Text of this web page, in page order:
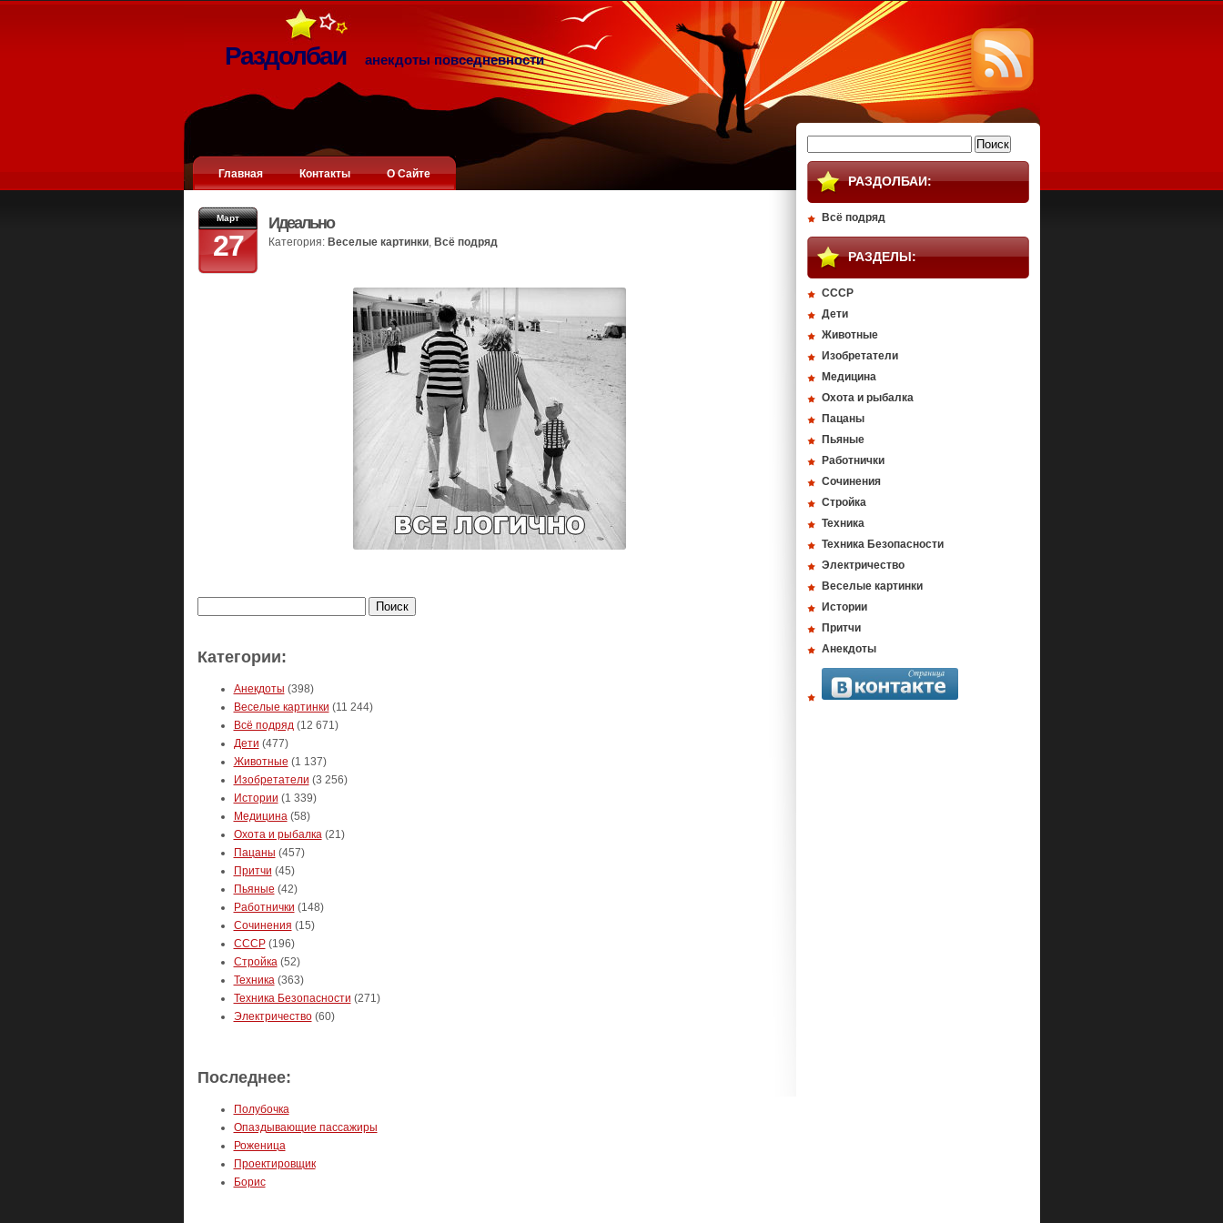
Раздолбаи анекдоты повседневности
Главная Контакты О Сайте
Март
27
Идеально
Категория: Веселые картинки, Всё подряд
Категории:
Анекдоты (398)
Веселые картинки (11 244)
Всё подряд(12 671)
Дети (477)
Животные (1 137)
Изобретатели (3 256)
Истории (1 339)
Медицина(58)
Охота и рыбалка(21)
Пацаны (457)
Притчи (45)
Пьяные (42)
Работнички (148)
Сочинения (15)
СССР(196)
Стройка(52)
Техника(363)
Техника Безопасности (271)
Электричество(60)
Последнее:
Полубочка
Опаздывающие пассажиры
Роженица
Проектировщик
Борис
РАЗДОЛБАИ:
Всё подряд
РАЗДЕЛЫ:
СССР
Дети
Животные
Изобретатели
Медицина
Охота и рыбалка
Пацаны
Пьяные
Работнички
Сочинения
Стройка
Техника
Техника Безопасности
Электричество
Веселые картинки
Истории
Притчи
Анекдоты